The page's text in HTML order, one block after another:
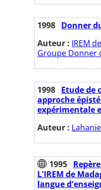
1998 Donner
Auteur : IREM
Groupe Donner
1998 Etude de
approche
expérimentale
Auteur :
1995
L'IREM de
langue